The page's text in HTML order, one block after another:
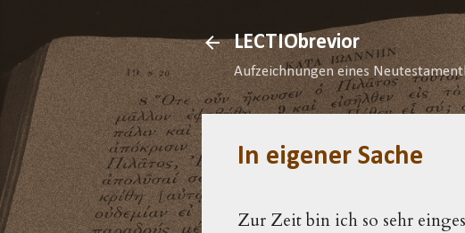
LECTIObrevior
Aufzeichnungen eines
In eigener Sache
Zur Zeit bin ich so sehr